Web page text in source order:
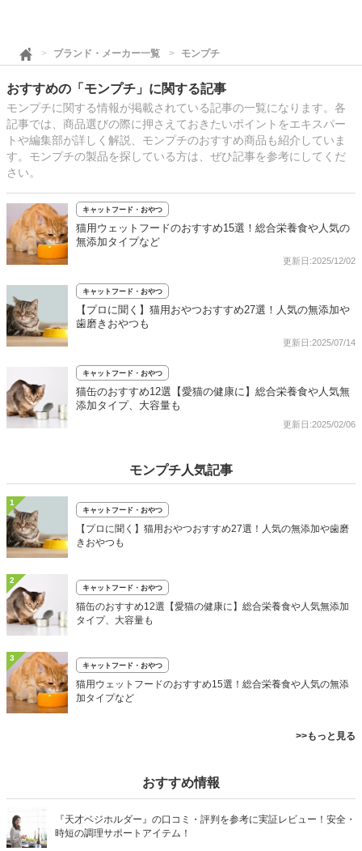
ブランド・メーカー一覧 モンプチ
おすすめの「モンプチ」に関する記事
モンプチに関する情報が掲載されている記事の一覧になります。各
記事では、商品選びの際に押さえておきたいポイントをエキスパー
トや編集部が詳しく解説、モンプチのおすすめ商品も紹介していま
す。モンプチの製品を探している方は、ぜひ記事を参考にしてくだ
さい。
キャットフード・おやつ
猫用ウェットフードのおすすめ15選！総合栄養食や人気の
無添加タイプなど
更新日:2025/12/02
キャットフード・おやつ
【プロに聞く】猫用おやつおすすめ27選！人気の無添加や
歯磨きおやつも
更新日:2025/07/14
キャットフード・おやつ
猫缶のおすすめ12選【愛猫の健康に】総合栄養食や人気無
添加タイプ、大容量も
更新日:2025/02/06
モンプチ人気記事
1
キャットフード・おやつ
【プロに聞く】猫用おやつおすすめ27選！人気の無添加や歯磨
きおやつも
2
キャットフード・おやつ
猫缶のおすすめ12選【愛猫の健康に】総合栄養食や人気無添加
タイプ、大容量も
3
キャットフード・おやつ
猫用ウェットフードのおすすめ15選！総合栄養食や人気の無添
加タイプなど
>>もっと見る
おすすめ情報
『天才ベジホルダー』の口コミ・評判を参考に実証レビュー！安全・
時短の調理サポートアイテム！